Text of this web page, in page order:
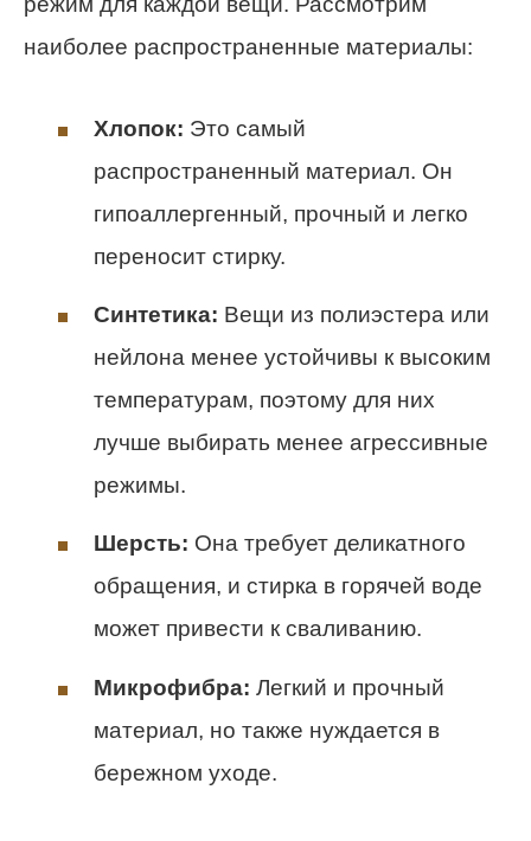
наиболее распространенные материалы:
Хлопок: Это самый
распространенный материал. Он
гипоаллергенный, прочный и легко
переносит стирку.
Синтетика: Вещи из полиэстера или
нейлона менее устойчивы к высоким
температурам, поэтому для них
лучше выбирать менее агрессивные
режимы.
Шерсть: Она требует деликатного
обращения, и стирка в горячей воде
может привести к сваливанию.
Микрофибра: Легкий и прочный
материал, но также нуждается в
бережном уходе.